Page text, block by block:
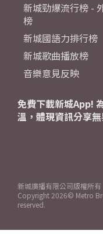
新城勁爆流行榜 -
榜
新城國語力排行榜
新城歌曲播放榜
音樂意見反映
免費下載新城App!
溫，體現資訊分享無
新城廣播有限公司版權所有
Copyright 2026© Metro
reserved.